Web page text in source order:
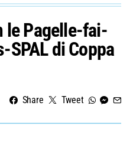
le Pagelle-fai-
di Coppa
Share Tweet